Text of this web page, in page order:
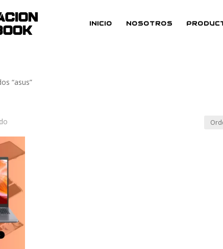
INICIO NOSOTROS
“asus”